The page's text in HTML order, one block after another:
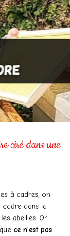
ciré dans une
à cadres, on
cadre dans la
abeilles. Or
ce n’est pas